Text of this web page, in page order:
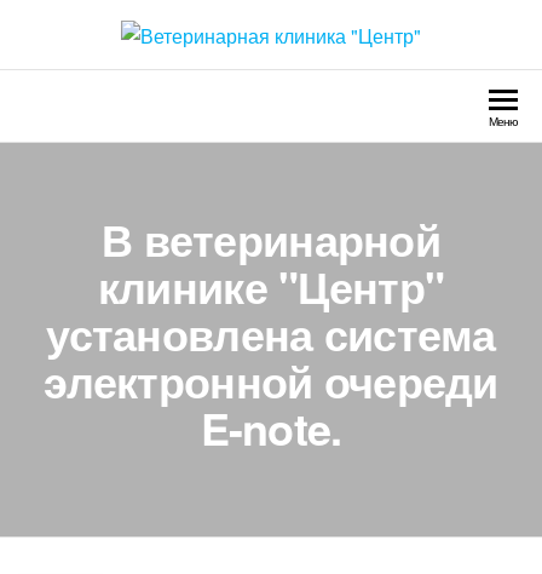
Ветеринарная клиника
Круглосуточно
Меню
В ветеринарной
клинике "Центр"
установлена система
электронной очереди
E-note.